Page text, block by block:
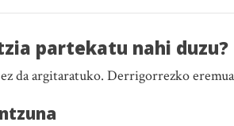
partekatu nahi duzu?
da argitaratuko. Derrigorrezko